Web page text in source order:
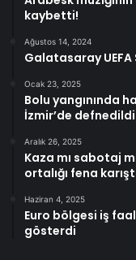
kaybetti!
Ağustos 14, 2024
Galatasaray UEFA
Ocak 23, 2025
Bolu yangınında
İzmir’de defnedildi
Aralık 26, 2025
Kaza mı sabotaj
ortalığı fena
Haziran 4, 2025
Euro bölgesi iş
gösterdi